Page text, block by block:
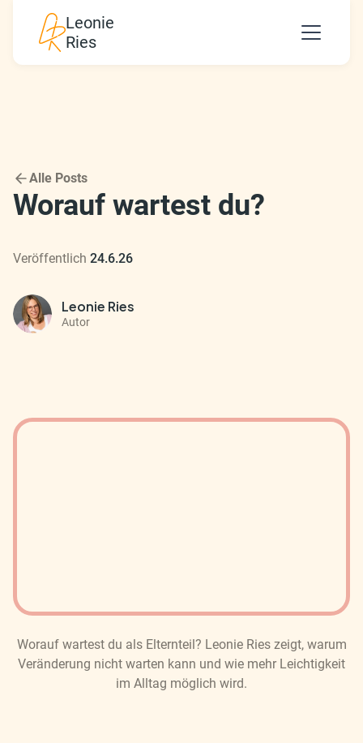
Leonie
Ries
Alle Posts
Worauf wartest du?
Veröffentlich 24.6.26
Leonie Ries
Autor
Worauf wartest du als Elternteil? Leonie Ries zeigt, warum
Veränderung nicht warten kann und wie mehr Leichtigkeit
im Alltag möglich wird.